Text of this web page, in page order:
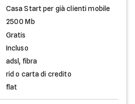
Casa Start per già clienti mobile
2500 Mb
Gratis
Incluso
adsl, fibra
rid o carta di credito
flat